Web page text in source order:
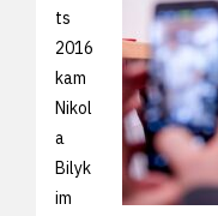
ts
2016
kam
Nikol
a
Bilyk
im